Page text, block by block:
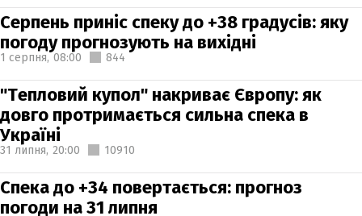
Серпень приніс спеку до +38 градусів: яку
погоду прогнозують на вихідні
1 серпня, 08:00 844
"Тепловий купол" накриває Європу: як
довго протримається сильна спека в
Україні
31 липня, 20:00 10910
Спека до +34 повертається: прогноз
погоди на 31 липня